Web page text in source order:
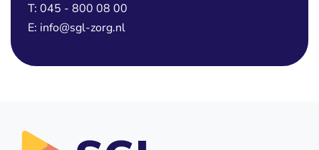
T: 045 - 800 08 00
E: info@sgl-zorg.nl